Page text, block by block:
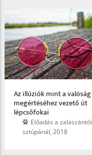
Az illúziók mint a valóság
megértéséhez vezető út
lépcsőfokai
Előadás a zalaszántói
sztúpánál, 2018